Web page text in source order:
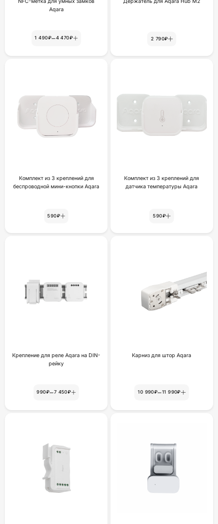
Aqara
1 490₽–4 470₽ 2 790₽
Комплект из 3 креплений для
беспроводной мини-кнопки Aqara
590₽
Комплект из 3 креплений для
датчика температуры Aqara
590₽
Крепление для реле Aqara на DIN-
рейку
990₽–7 450₽
Карниз для штор Aqara
10 990₽–11 990₽